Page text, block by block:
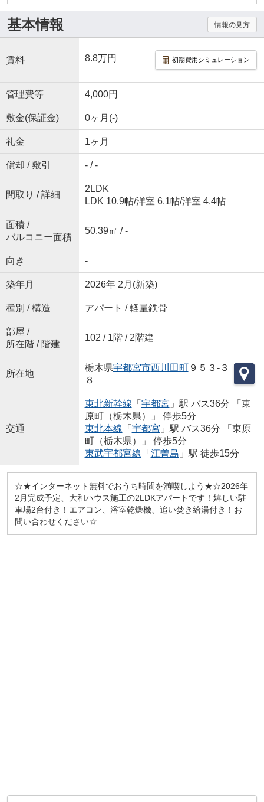
基本情報 情報の見方
賃料 8.8万円 初期費用シミュレーション
管理費等 4,000円
敷金(保証金) 0ヶ月(-)
礼金 1ヶ月
償却 / 敷引 - / -
間取り / 詳細
2LDK
LDK 10.9帖/洋室 6.1帖/洋室 4.4帖
面積 /
バルコニー面積
50.39㎡ / -
向き -
築年月 2026年 2月(新築)
種別 / 構造 アパート / 軽量鉄骨
部屋 /
所在階 / 階建
102 / 1階 / 2階建
所在地
栃木県宇都宮市西川田町９５３-３
８
交通
東北新幹線 「 宇都宮 」駅 バス36分 「東
原町（栃木県）」 停歩5分
東北本線 「 宇都宮 」駅 バス36分 「東原
町（栃木県）」 停歩5分
東武宇都宮線 「 江曽島 」駅 徒歩15分
☆★インターネット無料でおうち時間を満喫しよう★☆2026年
2月完成予定、大和ハウス施工の2LDKアパートです！嬉しい駐
車場2台付き！エアコン、浴室乾燥機、追い焚き給湯付き！お
問い合わせください☆